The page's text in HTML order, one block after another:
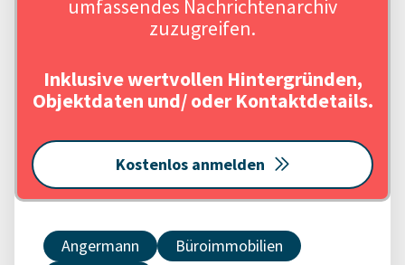
umfassendes Nachrichtenarchiv
zuzugreifen.
Inklusive wertvollen Hintergründen,
Objektdaten und/ oder Kontaktdetails.
Kostenlos anmelden
Angermann
Büroimmobilien